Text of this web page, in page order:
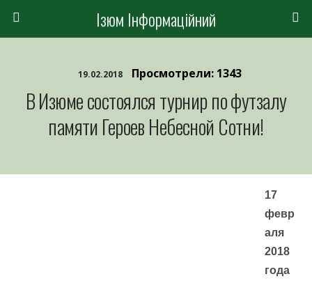
Ізюм Інформаційний
19.02.2018 Просмотрели: 1343
В Изюме состоялся турнир по футзалу
памяти Героев Небесной Сотни!
17
февр
аля
2018
года